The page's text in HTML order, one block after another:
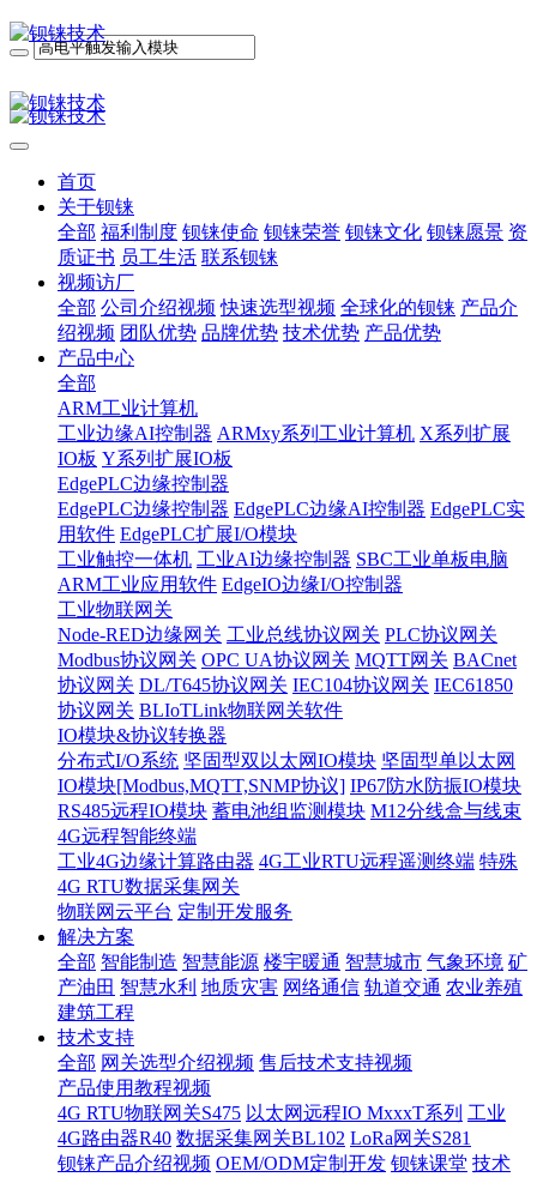
首页
关于钡铼
全部 福利制度 钡铼使命 钡铼荣誉 钡铼文化 钡铼愿景 资
质证书 员工生活 联系钡铼
视频访厂
全部 公司介绍视频 快速选型视频 全球化的钡铼 产品介
绍视频 团队优势 品牌优势 技术优势 产品优势
产品中心
全部
ARM工业计算机
工业边缘AI控制器 ARMxy系列工业计算机 X系列扩展
IO板 Y系列扩展IO板
EdgePLC边缘控制器
EdgePLC边缘控制器 EdgePLC边缘AI控制器 EdgePLC实
用软件 EdgePLC扩展I/O模块
工业触控一体机 工业AI边缘控制器 SBC工业单板电脑
ARM工业应用软件 EdgeIO边缘I/O控制器
工业物联网关
Node-RED边缘网关 工业总线协议网关 PLC协议网关
Modbus协议网关 OPC UA协议网关 MQTT网关 BACnet
协议网关 DL/T645协议网关 IEC104协议网关 IEC61850
协议网关 BLIoTLink物联网关软件
IO模块&协议转换器
分布式I/O系统 坚固型双以太网IO模块 坚固型单以太网
IO模块[Modbus,MQTT,SNMP协议] IP67防水防振IO模块
RS485远程IO模块 蓄电池组监测模块 M12分线盒与线束
4G远程智能终端
工业4G边缘计算路由器 4G工业RTU远程遥测终端 特殊
4G RTU数据采集网关
物联网云平台 定制开发服务
解决方案
全部 智能制造 智慧能源 楼宇暖通 智慧城市 气象环境 矿
产油田 智慧水利 地质灾害 网络通信 轨道交通 农业养殖
建筑工程
技术支持
全部 网关选型介绍视频 售后技术支持视频
产品使用教程视频
4G RTU物联网关S475 以太网远程IO MxxxT系列 工业
4G路由器R40 数据采集网关BL102 LoRa网关S281
钡铼产品介绍视频 OEM/ODM定制开发 钡铼课堂 技术